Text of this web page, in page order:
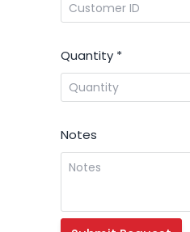
Quantity *
Notes